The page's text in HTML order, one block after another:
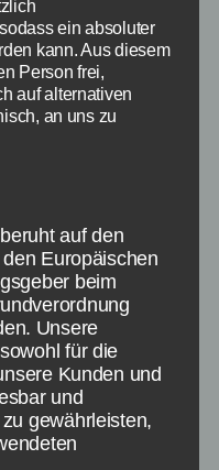
Champions
/ Kicker.de
ein absoluter
kann. Aus diesem
Person frei,
auf alternativen
an uns zu
auf den
Europäischen
beim
Unsere
für die
Kunden und
und
gewährleisten,